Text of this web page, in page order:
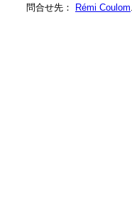
問合せ先： Rémi Coulom